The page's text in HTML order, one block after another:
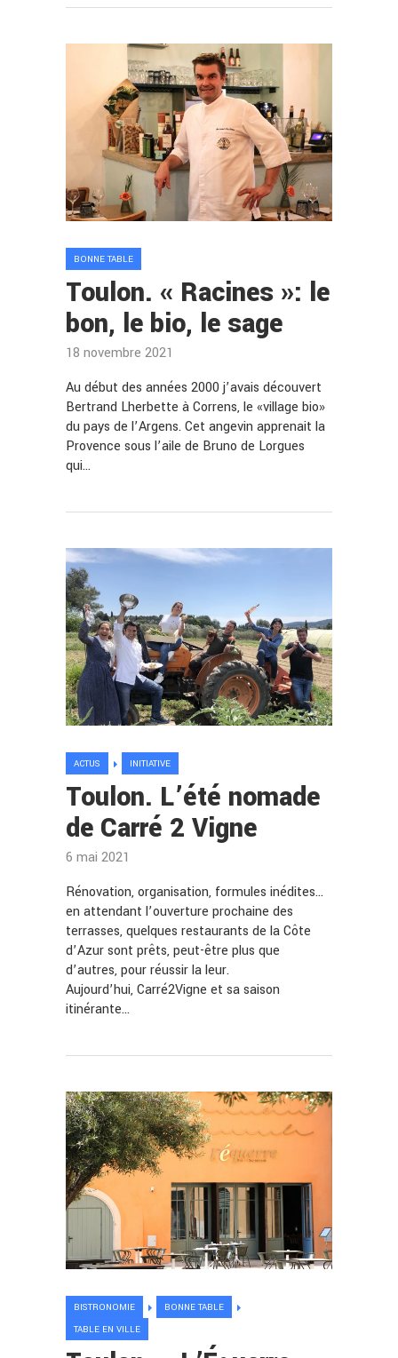
BONNE TABLE
Toulon. « Racines »: le
bon, le bio, le sage
18 novembre 2021
Au début des années 2000 j’avais découvert
Bertrand Lherbette à Correns, le «village bio»
du pays de l’Argens. Cet angevin apprenait la
Provence sous l’aile de Bruno de Lorgues
qui…
ACTUS INITIATIVE
Toulon. L’été nomade
de Carré 2 Vigne
6 mai 2021
Rénovation, organisation, formules inédites…
en attendant l’ouverture prochaine des
terrasses, quelques restaurants de la Côte
d’Azur sont prêts, peut-être plus que
d’autres, pour réussir la leur.
Aujourd’hui, Carré2Vigne et sa saison
itinérante…
BISTRONOMIE
BONNE TABLE
TABLE EN VILLE